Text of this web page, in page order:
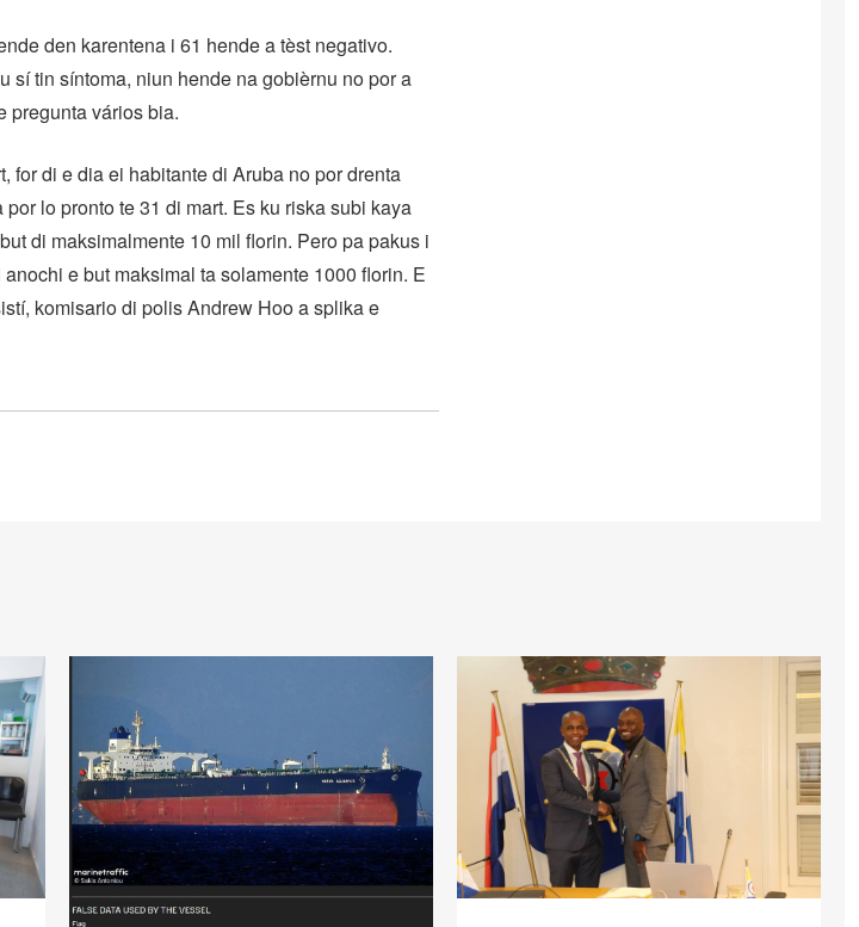
den karentena i 61 hende a tèst negativo.
sí tin síntoma, niun hende na gobièrnu no por a
pregunta vários bia.
for di e dia ei habitante di Aruba no por drenta
lo pronto te 31 di mart. Es ku riska subi kaya
di maksimalmente 10 mil florin. Pero pa pakus i
e but maksimal ta solamente 1000 florin. E
komisario di polis Andrew Hoo a splika e